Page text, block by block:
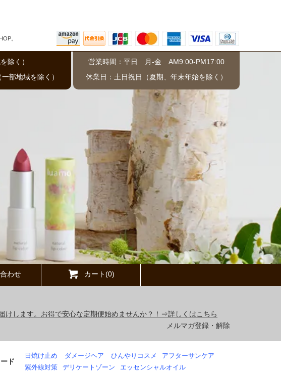
。
除く）
部地域を除く）
営業時間：平日 月-金 AM9:00-PM17:00
休業日：土日祝日（夏期、年末年始を除く）
わせ カート(0)
けします。お得で安心な定期便始めませんか？！⇒詳しくはこちら
メルマガ登録・解除
ド
日焼け止め ダメージヘア ひんやりコスメ
アフターサンケア
紫外線対策
デリケートゾーン
エッセンシャルオイル